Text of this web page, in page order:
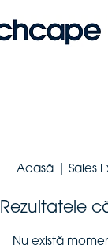
Acasă Sales
Rezultatele
Nu există